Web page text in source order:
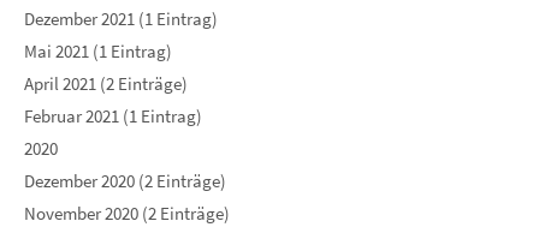
Dezember 2021 (1 Eintrag)
Mai 2021 (1 Eintrag)
April 2021 (2 Einträge)
Februar 2021 (1 Eintrag)
2020
Dezember 2020 (2 Einträge)
November 2020 (2 Einträge)